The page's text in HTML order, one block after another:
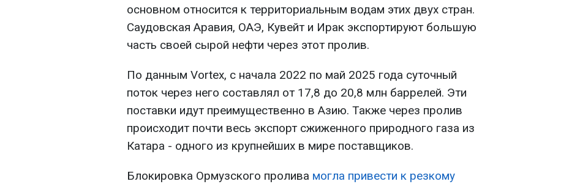
основном относится к территориальным водам этих двух стран.
Саудовская Аравия, ОАЭ, Кувейт и Ирак экспортируют большую
часть своей сырой нефти через этот пролив.
По данным Vortex, с начала 2022 по май 2025 года суточный
поток через него составлял от 17,8 до 20,8 млн баррелей. Эти
поставки идут преимущественно в Азию. Также через пролив
происходит почти весь экспорт сжиженного природного газа из
Катара - одного из крупнейших в мире поставщиков.
Блокировка Ормузского пролива могла привести к резкому